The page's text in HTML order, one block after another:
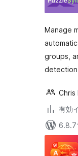
Manage
groups,
detection
Chris
有効
6.8.7